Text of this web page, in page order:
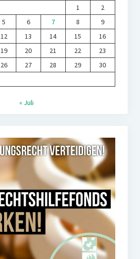
1
2
5 6 7 8
9
12 13 14 15
16
19 20 21 22
23
26 27 28 29
30
« Juli